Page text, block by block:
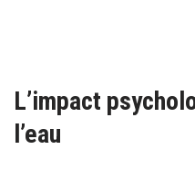
L’impact
l’eau